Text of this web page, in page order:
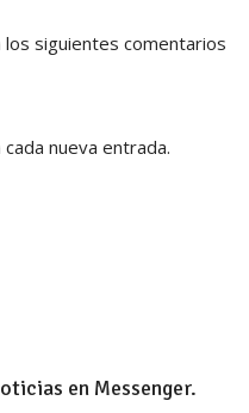
siguientes comentarios
nueva entrada.
en Messenger.